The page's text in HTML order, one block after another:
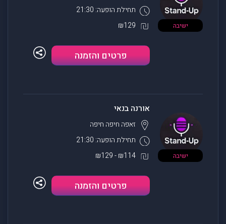
ישיבה
תחילת הופעה: 21:30
₪129
פרטים והזמנה
ישיבה
אורנה בנאי
תחילת הופעה: 21:30
זאפה חיפה חיפה
₪114 - ₪129
פרטים והזמנה